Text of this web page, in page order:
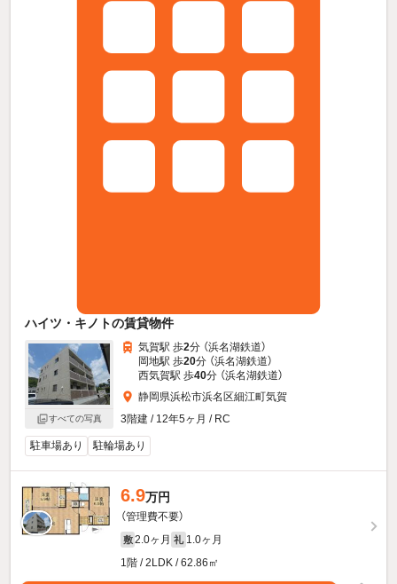
ハイツ・キノトの賃貸物件
すべての写真
気賀駅 歩2分 （浜名湖鉄道）
岡地駅 歩20分 （浜名湖鉄道）
西気賀駅 歩40分 （浜名湖鉄道）
静岡県浜松市浜名区細江町気賀
3階建 / 12年5ヶ月 / RC
駐車場あり 駐輪場あり
6.9万円
（管理費不要）
敷 2.0ヶ月 礼 1.0ヶ月
1階 / 2LDK / 62.86㎡